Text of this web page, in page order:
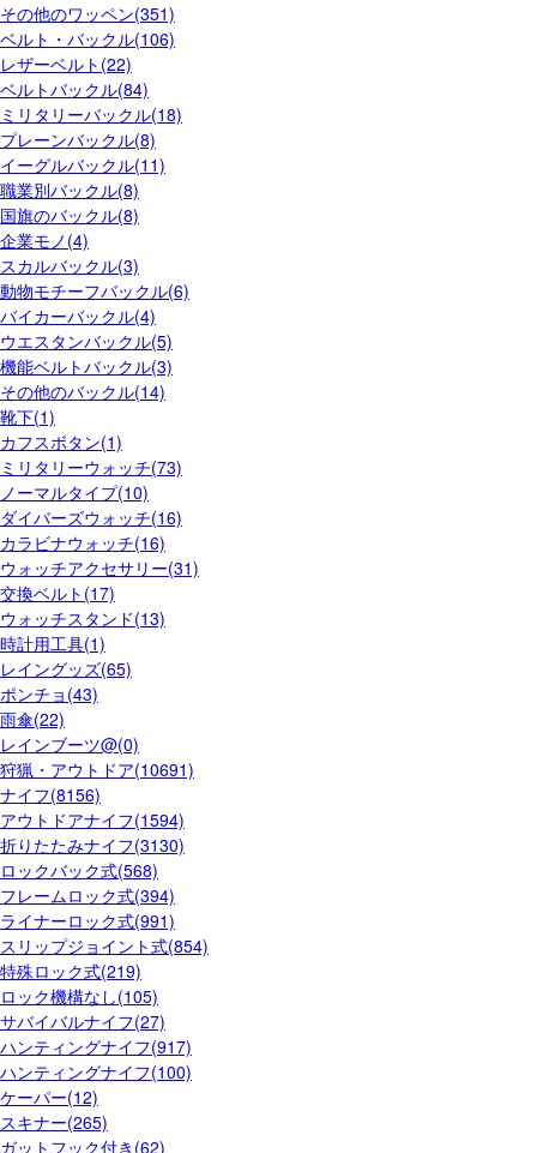
その他のワッペン(351)
ベルト・バックル(106)
レザーベルト(22)
ベルトバックル(84)
ミリタリーバックル(18)
プレーンバックル(8)
イーグルバックル(11)
職業別バックル(8)
国旗のバックル(8)
企業モノ(4)
スカルバックル(3)
動物モチーフバックル(6)
バイカーバックル(4)
ウエスタンバックル(5)
機能ベルトバックル(3)
その他のバックル(14)
靴下(1)
カフスボタン(1)
ミリタリーウォッチ(73)
ノーマルタイプ(10)
ダイバーズウォッチ(16)
カラビナウォッチ(16)
ウォッチアクセサリー(31)
交換ベルト(17)
ウォッチスタンド(13)
時計用工具(1)
レイングッズ(65)
ポンチョ(43)
雨傘(22)
レインブーツ@(0)
狩猟・アウトドア(10691)
ナイフ(8156)
アウトドアナイフ(1594)
折りたたみナイフ(3130)
ロックバック式(568)
フレームロック式(394)
ライナーロック式(991)
スリップジョイント式(854)
特殊ロック式(219)
ロック機構なし(105)
サバイバルナイフ(27)
ハンティングナイフ(917)
ハンティングナイフ(100)
ケーパー(12)
スキナー(265)
ガットフック付き(62)